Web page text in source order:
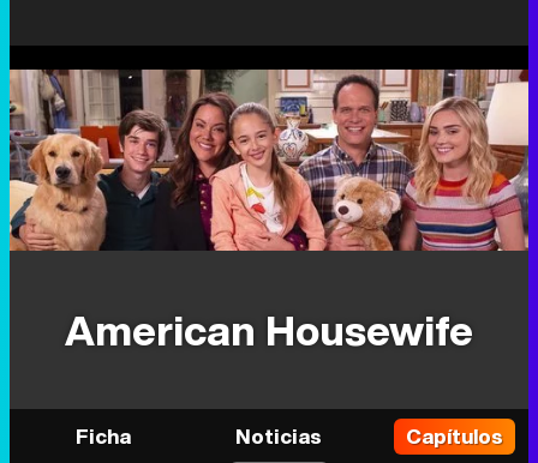
American Housewife
Ficha Noticias
Capítulos